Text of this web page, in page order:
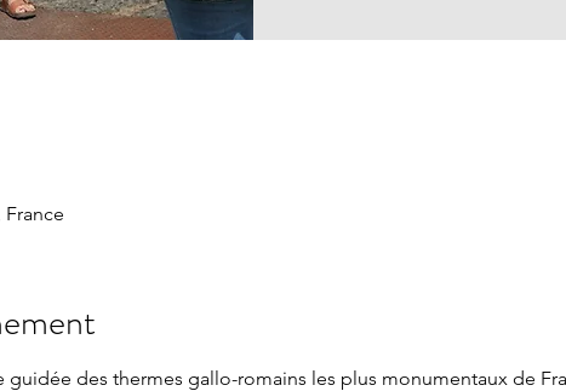
France
guidée des thermes gallo-romains les plus monumentaux de